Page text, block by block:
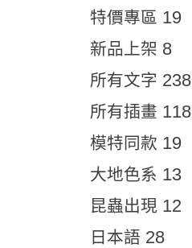
特價專區 19
新品上架 8
所有文字 238
所有插畫 118
模特同款 19
大地色系 13
昆蟲出現 12
日本語 28